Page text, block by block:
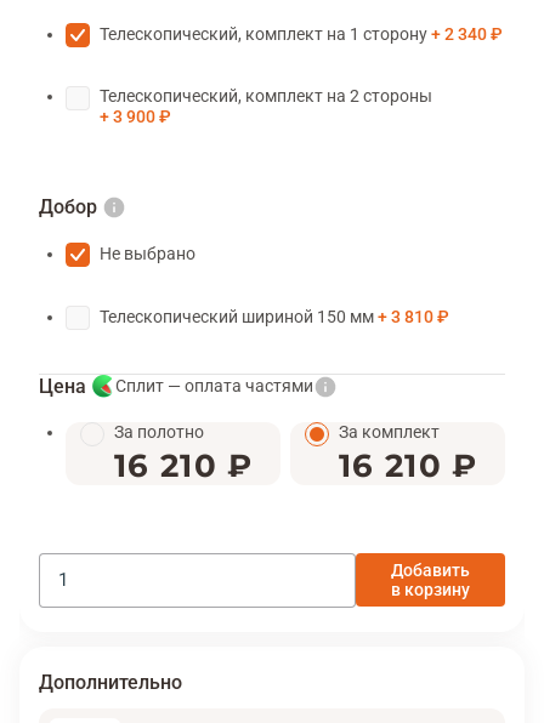
Телескопический, комплект на 1 сторону 2 340 ₽
Телескопический, комплект на 2 стороны
3 900 ₽
Добор
Не выбрано
Телескопический шириной 150 мм 3 810 ₽
Цена Сплит — оплата частями
За полотно
16 210 ₽
За комплект
16 210 ₽
Добавить
в корзину
Дополнительно